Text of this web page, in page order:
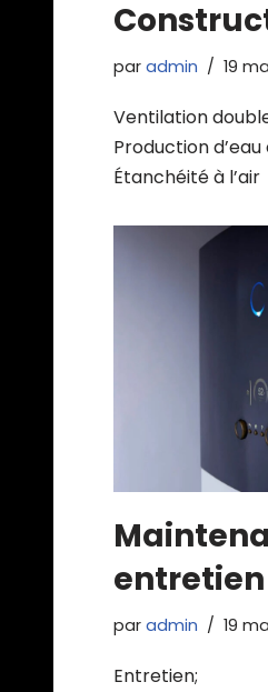
par admin 19
Ventilation
Production d’eau
Étanchéité à l’air
entretien
par admin 19
Entretien;